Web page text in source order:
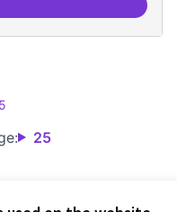
de defensa de Drets Digitals
25
5